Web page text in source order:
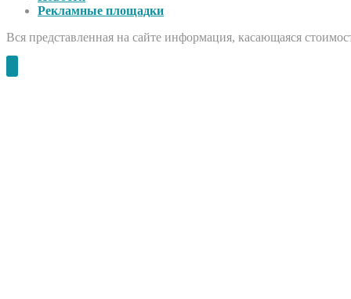
Рекламные площадки
Вся представленная на сайте информация, касающаяся